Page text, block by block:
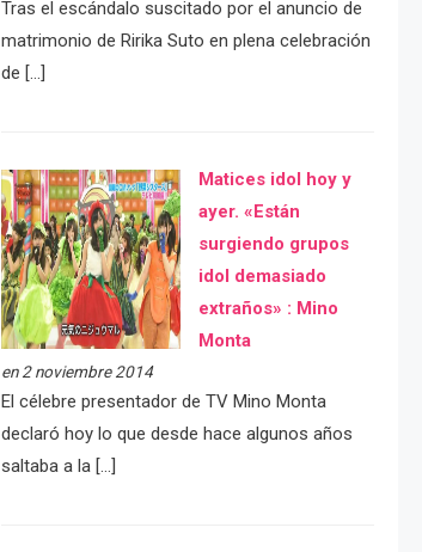
Tras el escándalo suscitado por el anuncio de
matrimonio de Ririka Suto en plena celebración
de […]
Matices idol hoy y
ayer. «Están
surgiendo grupos
idol demasiado
extraños» : Mino
Monta
en 2 noviembre 2014
El célebre presentador de TV Mino Monta
declaró hoy lo que desde hace algunos años
saltaba a la […]